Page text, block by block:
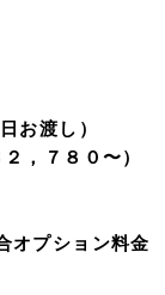
お渡し）
，７８０〜）
オプション料金